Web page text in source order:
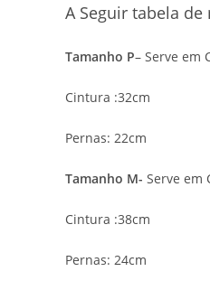
A Seguir tabela
Tamanho P– Serve em
Cintura :32cm
Pernas: 22cm
Tamanho M- Serve em
Cintura :38cm
Pernas: 24cm